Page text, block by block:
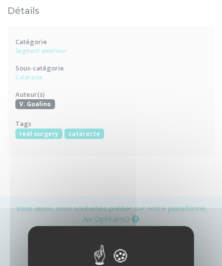
Détails
Catégorie
Segment antérieur
Sous-catégorie
Cataracte
Auteur(s)
V. Gualino
Tags
real surgery cataracte
Vous aussi, vous souhaitez publier sur notre plateforme
Aix OphtalmO
Créer un compte ou Identifiez-vous